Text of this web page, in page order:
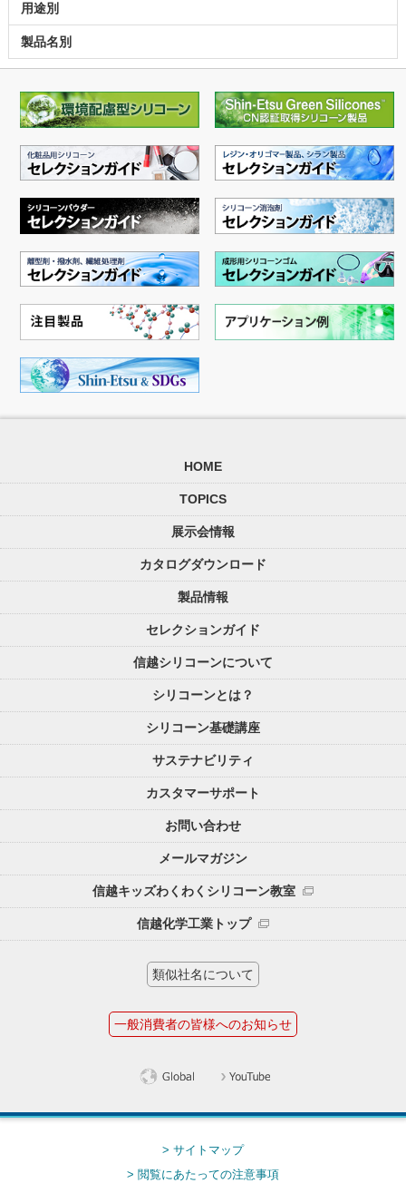
用途別
製品名別
HOME
TOPICS
展示会情報
カタログダウンロード
製品情報
セレクションガイド
信越シリコーンについて
シリコーンとは？
シリコーン基礎講座
サステナビリティ
カスタマーサポート
お問い合わせ
メールマガジン
信越キッズわくわくシリコーン教室
信越化学工業トップ
類似社名について
一般消費者の皆様へのお知らせ
> サイトマップ
> 閲覧にあたっての注意事項